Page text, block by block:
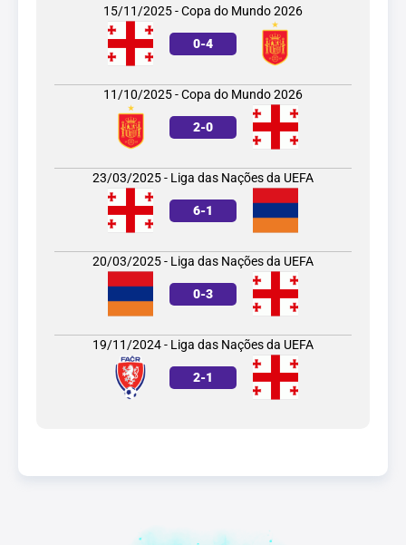
15/11/2025 - Copa do Mundo 2026
0-4
11/10/2025 - Copa do Mundo 2026
2-0
23/03/2025 - Liga das Nações da UEFA
6-1
20/03/2025 - Liga das Nações da UEFA
0-3
19/11/2024 - Liga das Nações da UEFA
2-1